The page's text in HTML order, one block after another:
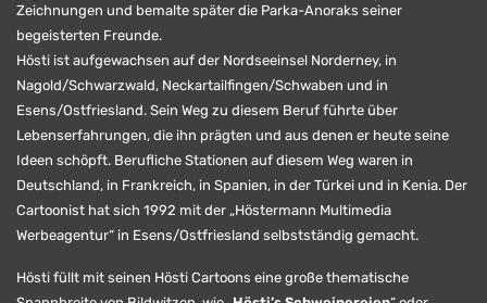
Zeichnungen und bemalte später die Parka-Anoraks seiner
begeisterten Freunde.
Hösti ist aufgewachsen auf der Nordseeinsel Norderney, in
Nagold/Schwarzwald, Neckartailfingen/Schwaben und in
Esens/Ostfriesland. Sein Weg zu diesem Beruf führte über
Lebenserfahrungen, die ihn prägten und aus denen er heute seine
Ideen schöpft. Berufliche Stationen auf diesem Weg waren in
Deutschland, in Frankreich, in Spanien, in der Türkei und in Kenia. Der
Cartoonist hat sich 1992 mit der „Höstermann Multimedia
Werbeagentur“ in Esens/Ostfriesland selbstständig gemacht.
Hösti füllt mit seinen Hösti Cartoons eine große thematische